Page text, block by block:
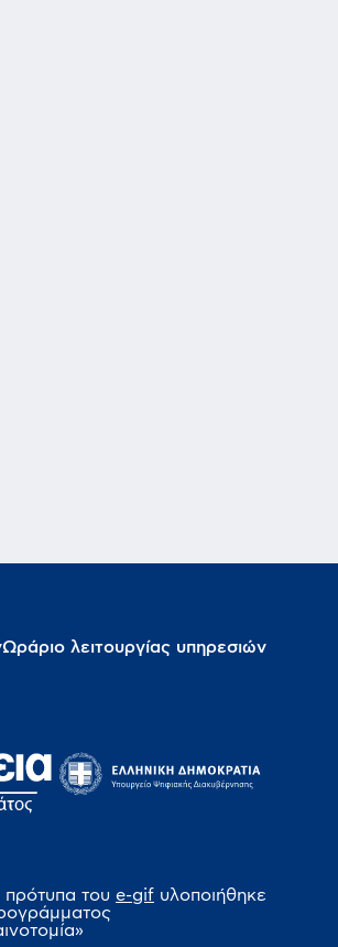
Ωράριο λειτουργίας υπηρεσιών
του e-gif υλοποιήθηκε